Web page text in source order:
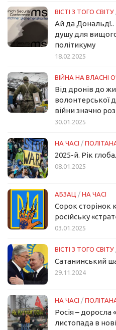
ВІСТІ З ТОГО СВІТУ
Ай да Дональд!..
душу для
політикуму
18.02.2025
ВІЙНА НА ВЛАСНІ
Від дронів до
волонтерської
війни значно
30.01.2025
НА ЧАСІ /
2025-й. Рік
08.01.2025
АБЗАЦ / НА ЧАСІ
Сорок сторінок
російську
03.01.2025
ВІСТІ З ТОГО СВІТУ
Сатанинський
29.11.2024
НА ЧАСІ /
Росія – доросла
листопада в